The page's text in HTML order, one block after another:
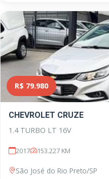
R$ 79.980
CHEVROLET CRUZE
1.4 TURBO LT 16V
2017 153.227 KM
São José do Rio Preto/SP